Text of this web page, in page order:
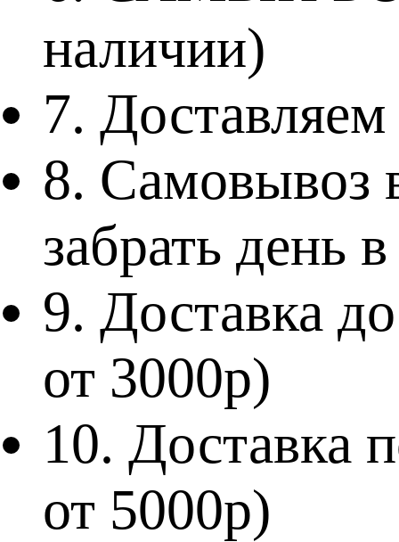
наличии)
7.
8.
забрать день
9. Доставка
от 3000р)
10.
от 5000р)